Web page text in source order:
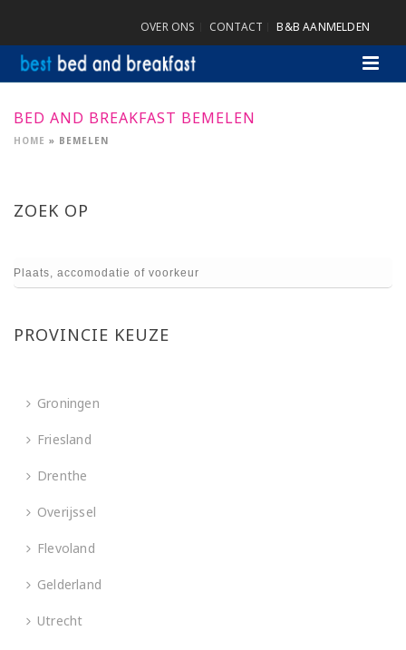
OVER ONS CONTACT B&B AANMELDEN
BED AND BREAKFAST BEMELEN
HOME » BEMELEN
ZOEK OP
PROVINCIE KEUZE
Groningen
Friesland
Drenthe
Overijssel
Flevoland
Gelderland
Utrecht